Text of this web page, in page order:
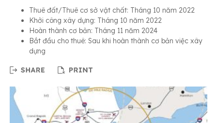
Thuê đất/Thuê cơ sở vật chất: Tháng 10 năm 2022
Khởi công xây dựng: Tháng 10 năm 2022
Hoàn thành cơ bản: Tháng 11 năm 2024
Bắt đầu cho thuê: Sau khi hoàn thành cơ bản việc xây
dựng